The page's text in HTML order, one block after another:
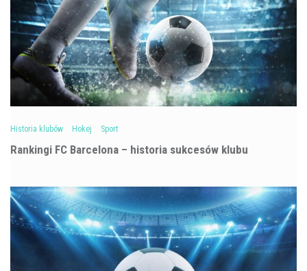
Historia klubów Hokej Sport
Rankingi FC Barcelona – historia sukcesów klubu